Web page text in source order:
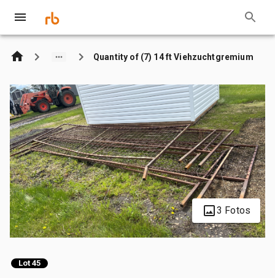
Quantity of (7) 14 ft Viehzuchtgremium
3 Fotos
Lot 45